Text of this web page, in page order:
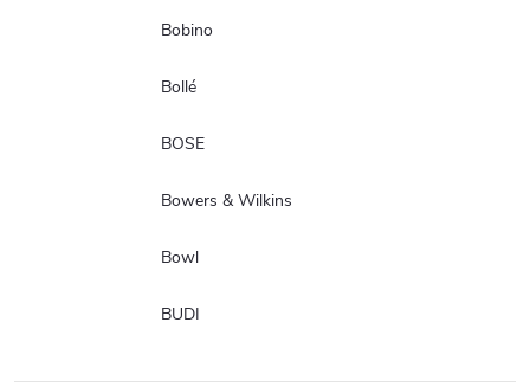
Bobino
Bollé
BOSE
Bowers & Wilkins
Bowl
BUDI